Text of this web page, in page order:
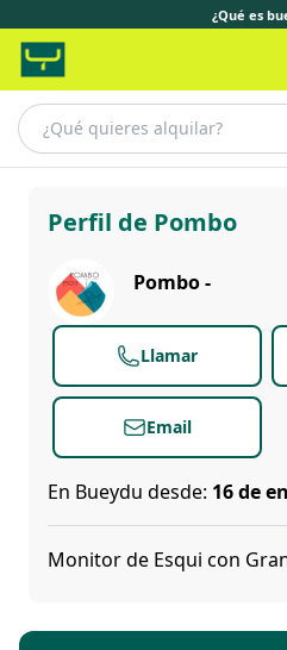
¿Qué es
Perfil de Pombo
Pombo -
Llamar
Email
En Bueydu desde: 16 de
Monitor de Esqui con